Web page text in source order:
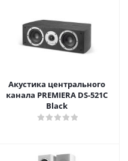
Акустика центрального
канала PREMIERA DS-521C
Black